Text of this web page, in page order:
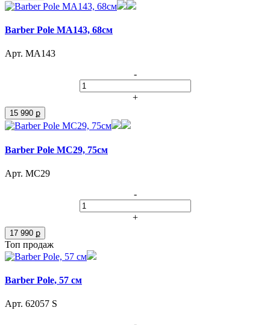
Barber Pole MA143, 68см
Арт. MA143
-
+
15 990 ք
Barber Pole MC29, 75см
Арт. MC29
-
+
17 990 ք
Топ продаж
Barber Pole, 57 см
Арт. 62057 S